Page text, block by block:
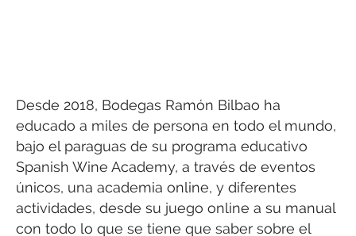
Desde 2018, Bodegas Ramón Bilbao ha
educado a miles de persona en todo el mundo,
bajo el paraguas de su programa educativo
Spanish Wine Academy, a través de eventos
únicos, una academia online, y diferentes
actividades, desde su juego online a su manual
con todo lo que se tiene que saber sobre el